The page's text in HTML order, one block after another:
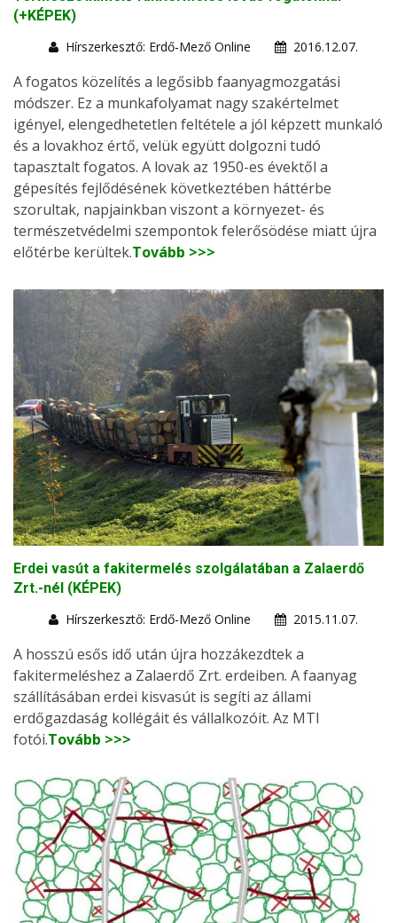
(+KÉPEK)
Hírszerkesztő: Erdő-Mező Online
2016.12.07.
A fogatos közelítés a legősibb faanyagmozgatási
módszer. Ez a munkafolyamat nagy szakértelmet
igényel, elengedhetetlen feltétele a jól képzett munkaló
és a lovakhoz értő, velük együtt dolgozni tudó
tapasztalt fogatos. A lovak az 1950-es évektől a
gépesítés fejlődésének következtében háttérbe
szorultak, napjainkban viszont a környezet- és
természetvédelmi szempontok felerősödése miatt újra
előtérbe kerültek.Tovább >>>
Erdei vasút a fakitermelés szolgálatában a Zalaerdő
Zrt.-nél (KÉPEK)
Hírszerkesztő: Erdő-Mező Online
2015.11.07.
A hosszú esős idő után újra hozzákezdtek a
fakitermeléshez a Zalaerdő Zrt. erdeiben. A faanyag
szállításában erdei kisvasút is segíti az állami
erdőgazdaság kollégáit és vállalkozóit. Az MTI
fotói.Tovább >>>